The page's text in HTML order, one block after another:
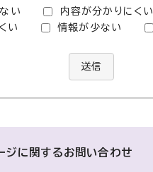
い 内容が分かりにくい
い
情報が少ない
送信
ジに関するお問い合わせ